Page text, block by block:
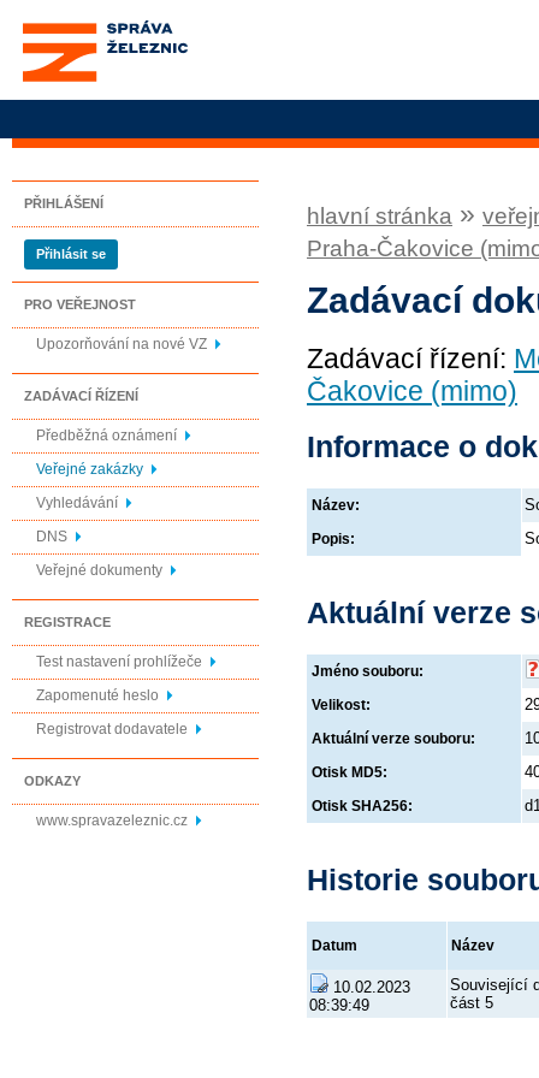
Správa železnic, státní
organizace
PŘIHLÁŠENÍ
Přihlásit se
PRO VEŘEJNOST
Upozorňování na nové VZ
ZADÁVACÍ ŘÍZENÍ
Předběžná oznámení
Veřejné zakázky
Vyhledávání
DNS
Veřejné dokumenty
REGISTRACE
Test nastavení prohlížeče
Zapomenuté heslo
Registrovat dodavatele
ODKAZY
www.spravazeleznic.cz
hlavní stránka »
Praha-Čakovice
Zadávací
Zadávací řízení:
Čakovice (mimo)
Informace o
Název:
Popis:
Aktuální verze
Jméno souboru:
Velikost:
Aktuální verze souboru:
Otisk MD5:
Otisk SHA256:
Historie
Datum Název
10.02.2023
08:39:49
Související
část 5